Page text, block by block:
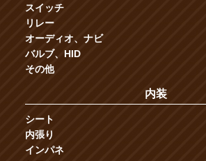
スイッチ
リレー
オーディオ、ナビ
バルブ、HID
その他
内装
シート
内張り
インパネ